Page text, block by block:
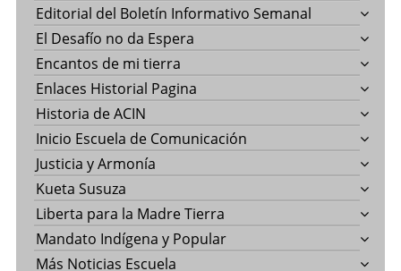
Editorial del Boletín Informativo Semanal
El Desafío no da Espera
Encantos de mi tierra
Enlaces Historial Pagina
Historia de ACIN
Inicio Escuela de Comunicación
Justicia y Armonía
Kueta Susuza
Liberta para la Madre Tierra
Mandato Indígena y Popular
Más Noticias Escuela